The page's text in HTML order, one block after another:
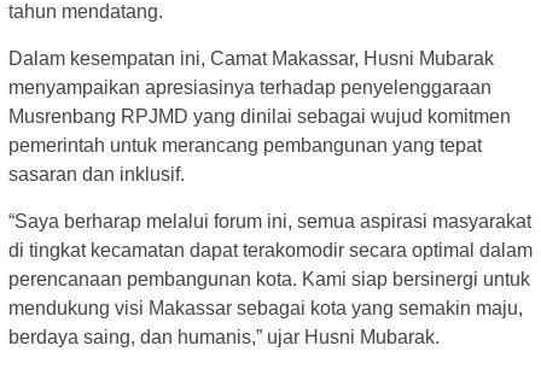
tahun mendatang.
Dalam kesempatan ini, Camat Makassar, Husni Mubarak
menyampaikan apresiasinya terhadap penyelenggaraan
Musrenbang RPJMD yang dinilai sebagai wujud komitmen
pemerintah untuk merancang pembangunan yang tepat
sasaran dan inklusif.
“Saya berharap melalui forum ini, semua aspirasi masyarakat
di tingkat kecamatan dapat terakomodir secara optimal dalam
perencanaan pembangunan kota. Kami siap bersinergi untuk
mendukung visi Makassar sebagai kota yang semakin maju,
berdaya saing, dan humanis,” ujar Husni Mubarak.